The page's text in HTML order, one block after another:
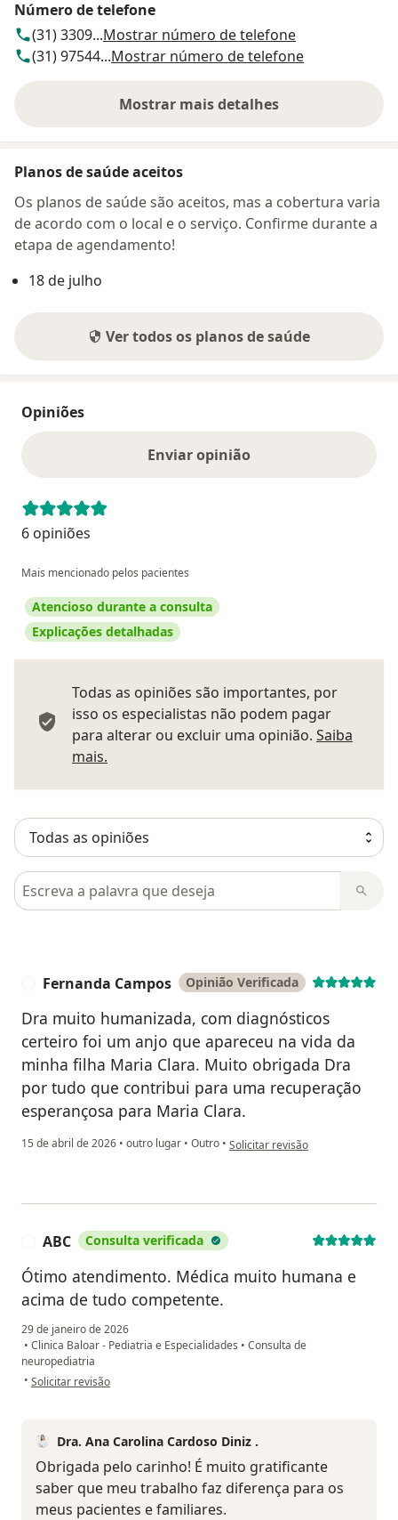
Número de telefone
(31) 3309...Mostrar número de telefone
(31) 97544...Mostrar número de telefone
Mostrar mais detalhes
sobre o endereço
Planos de saúde aceitos
Os planos de saúde são aceitos, mas a cobertura varia
de acordo com o local e o serviço. Confirme durante a
etapa de agendamento!
18 de julho
Ver todos os planos de saúde
Opiniões
Enviar opinião
6 opiniões
Mais mencionado pelos pacientes
Atencioso durante a consulta
Explicações detalhadas
Todas as opiniões são importantes, por
isso os especialistas não podem pagar
para alterar ou excluir uma opinião. Saiba
mais.
Pesquisar em opiniões
Fernanda Campos Opinião Verificada
Dra muito humanizada, com diagnósticos
certeiro foi um anjo que apareceu na vida da
minha filha Maria Clara. Muito obrigada Dra
por tudo que contribui para uma recuperação
esperançosa para Maria Clara.
15 de abril de 2026 • outro lugar • Outro • na opinião do utilizador Fernanda
Solicitar revisão
ABC Consulta verificada
Ótimo atendimento. Médica muito humana e
acima de tudo competente.
29 de janeiro de 2026
• Clinica Baloar - Pediatria e Especialidades • Consulta de
neuropediatria
• na opinião do utilizador ABC
Solicitar revisão
Dra. Ana Carolina Cardoso Diniz .
Obrigada pelo carinho! É muito gratificante
saber que meu trabalho faz diferença para os
meus pacientes e familiares.